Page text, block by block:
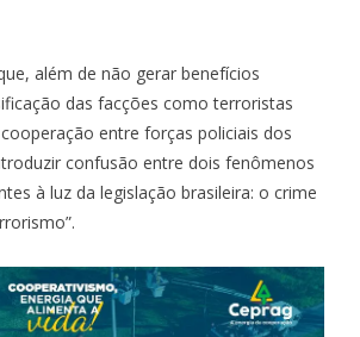
além de não gerar benefícios
das facções como terroristas
entre forças policiais dos
confusão entre dois fenômenos
à luz da legislação brasileira: o crime